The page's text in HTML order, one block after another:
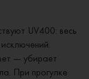
UV400: весь
— убирает
При прогулке